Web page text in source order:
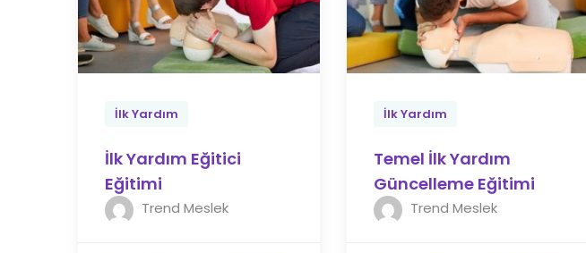
İlk Yardım
İlk Yardım Eğitici
Eğitimi
Trend Meslek
İlk Yardım
Temel İlk Yardım
Güncelleme Eğitimi
Trend Meslek